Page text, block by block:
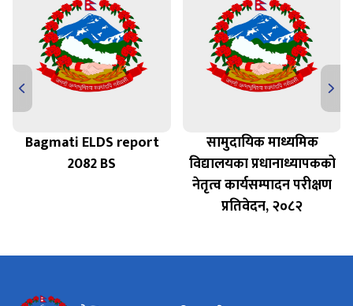
Bagmati ELDS report
2082 BS
सामुदायिक माध्यमिक
विद्यालयका प्रधानाध्यापकको
नेतृत्व कार्यसम्पादन परीक्षण
प्रतिवेदन, २०८२